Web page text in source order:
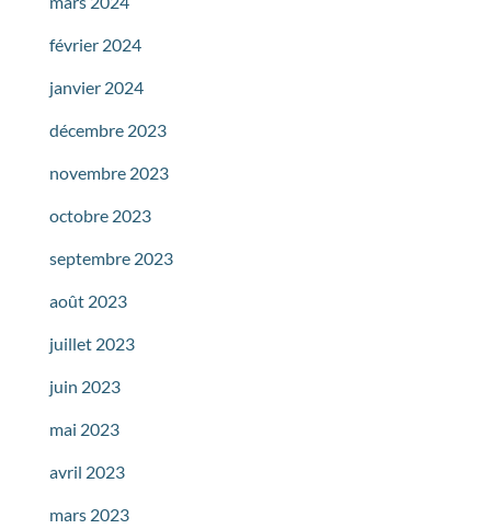
février 2024
janvier 2024
décembre 2023
novembre 2023
octobre 2023
septembre 2023
août 2023
juillet 2023
juin 2023
mai 2023
avril 2023
mars 2023